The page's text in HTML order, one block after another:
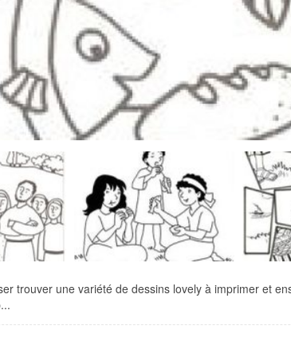
trouver une variété de dessins lovely à imprimer et